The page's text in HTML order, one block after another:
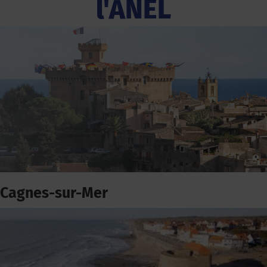
l'ANEL
Cagnes-sur-Mer